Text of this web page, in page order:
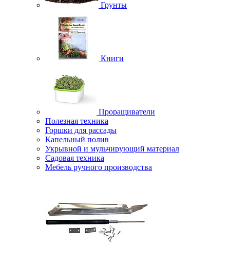
Грунты
Книги
Проращиватели
Полезная техника
Горшки для рассады
Капельный полив
Укрывной и мульчирующий материал
Садовая техника
Мебель ручного производства